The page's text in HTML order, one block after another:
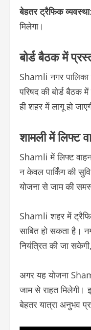
बेहतर ट्रैफिक व्यवस्था
मिलेगा।
बोर्ड बैठक में
Shamli नगर पालिका
परिषद की बोर्ड बैठक
ही शहर में लागू हो
शामली में लिफ्ट
Shamli में लिफ्ट
न केवल पार्किंग की
योजना से जाम की
Shamli शहर में
साबित हो सकता है।
नियंत्रित की जा
अगर यह योजना
जाम से राहत मिलेगी।
बेहतर यात्रा अनुभव